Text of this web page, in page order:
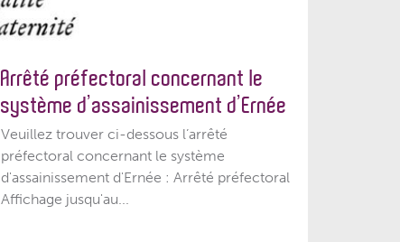
Arrêté préfectoral concernant le
système d’assainissement d’Ernée
Veuillez trouver ci-dessous l’arrêté
préfectoral concernant le système
d'assainissement d'Ernée : Arrêté préfectoral
Affichage jusqu'au...